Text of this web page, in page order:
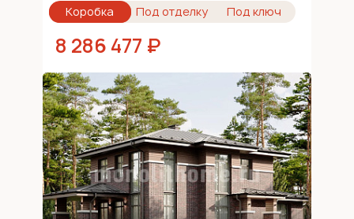
Коробка Под отделку Под ключ
8 286 477 ₽